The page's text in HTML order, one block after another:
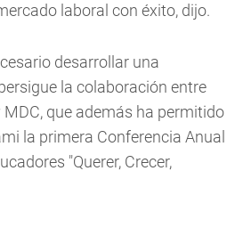
laboral con éxito, dijo.
desarrollar una
la colaboración entre
MDC, que además ha permitido
la primera Conferencia Anual
"Querer, Crecer,